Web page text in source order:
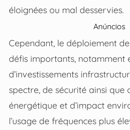
éloignées ou mal desservies.
Anúncios
Cependant, le déploiement
défis importants, notamment
d’investissements
spectre, de sécurité ainsi que
énergétique et d’impact
l’usage de fréquences plus